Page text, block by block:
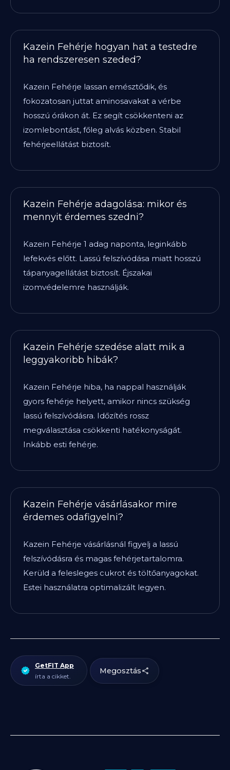
Kazein Fehérje hogyan hat a testedre
ha rendszeresen szeded?
Kazein Fehérje lassan emésztődik, és
fokozatosan juttat aminosavakat a vérbe
hosszú órákon át. Ez segít csökkenteni az
izomlebontást, főleg alvás közben. Stabil
fehérjeellátást biztosít.
Kazein Fehérje adagolása: mikor és
mennyit érdemes szedni?
Kazein Fehérje 1 adag naponta, leginkább
lefekvés előtt. Lassú felszívódása miatt hosszú
tápanyagellátást biztosít. Éjszakai
izomvédelemre használják.
Kazein Fehérje szedése alatt mik a
leggyakoribb hibák?
Kazein Fehérje hiba, ha nappal használják
gyors fehérje helyett, amikor nincs szükség
lassú felszívódásra. Időzítés rossz
megválasztása csökkenti hatékonyságát.
Inkább esti fehérje.
Kazein Fehérje vásárlásakor mire
érdemes odafigyelni?
Kazein Fehérje vásárlásnál figyelj a lassú
felszívódásra és magas fehérjetartalomra.
Kerüld a felesleges cukrot és töltőanyagokat.
Estei használatra optimalizált legyen.
GetFIT App
írta a cikket.
Megosztás